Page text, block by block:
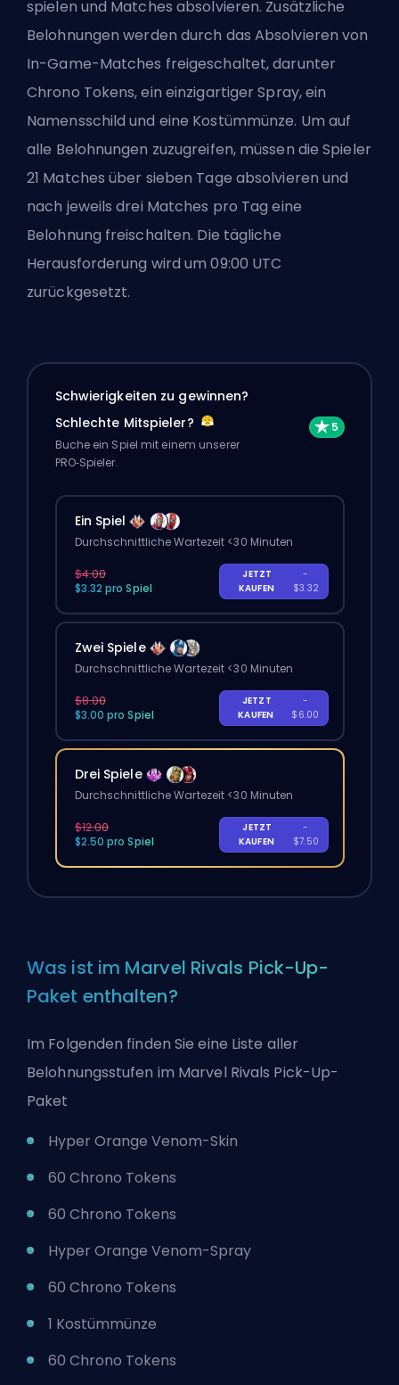
spielen und Matches absolvieren. Zusätzliche
Belohnungen werden durch das Absolvieren von
In-Game-Matches freigeschaltet, darunter
Chrono Tokens, ein einzigartiger Spray, ein
Namensschild und eine Kostümmünze. Um auf
alle Belohnungen zuzugreifen, müssen die Spieler
21 Matches über sieben Tage absolvieren und
nach jeweils drei Matches pro Tag eine
Belohnung freischalten. Die tägliche
Herausforderung wird um 09:00 UTC
zurückgesetzt.
Schwierigkeiten zu gewinnen?
Schlechte Mitspieler?
Buche ein Spiel mit einem unserer
PRO‑Spieler.
Ein Spiel
Durchschnittliche Wartezeit <30 Minuten
$4.00
$3.32 pro Spiel
JETZT
KAUFEN
-
$3.32
Zwei Spiele
Durchschnittliche Wartezeit <30 Minuten
$8.00
$3.00 pro Spiel
JETZT
KAUFEN
-
$6.00
Drei Spiele
Durchschnittliche Wartezeit <30 Minuten
$12.00
$2.50 pro Spiel
JETZT
KAUFEN
-
$7.50
Was ist im Marvel Rivals Pick-Up-
Paket enthalten?
Im Folgenden finden Sie eine Liste aller
Belohnungsstufen im Marvel Rivals Pick-Up-
Paket
Hyper Orange Venom-Skin
60 Chrono Tokens
60 Chrono Tokens
Hyper Orange Venom-Spray
60 Chrono Tokens
1 Kostümmünze
60 Chrono Tokens